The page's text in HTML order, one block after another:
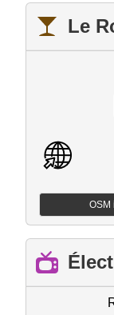
Le
OSM